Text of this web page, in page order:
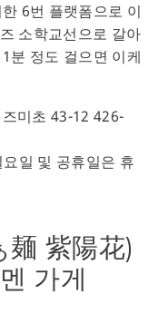
6번 플랫폼으로 이
소학교선으로 갈아
분 정도 걸으면 이케
미초 43-12 426-
일 및 공휴일은 휴
麺 紫陽花)
가게